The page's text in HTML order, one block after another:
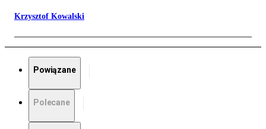
Krzysztof Kowalski
Powiązane
Polecane